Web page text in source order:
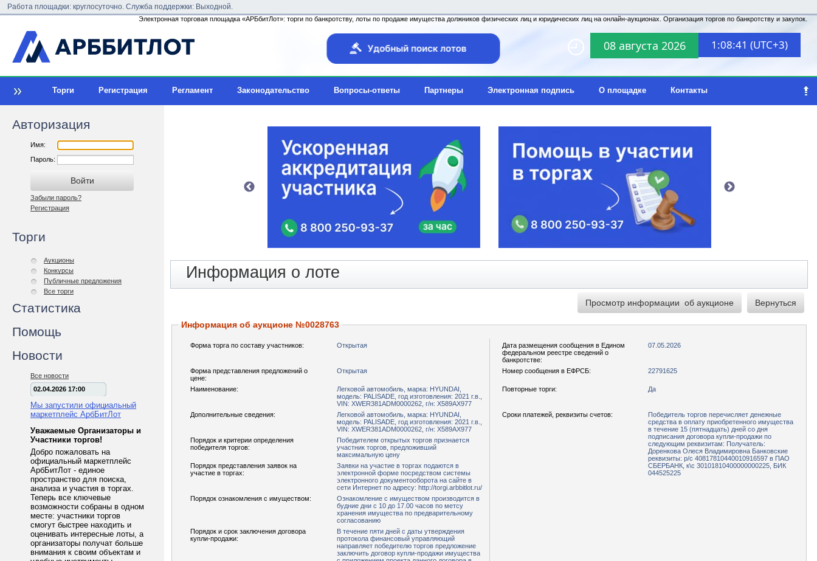
08 августа 2026 1:08:41 (UTC+3)
Работа площадки: круглосуточно. Служба поддержки: Выходной.
Электронная торговая площадка «АРБбитЛот»: торги по банкротству, лоты по продаже имущества должников физических лиц и юридических лиц на онлайн-аукционах. Организация торгов по банкротству и закупок.
Торги Регистрация Регламент Законодательство Вопросы-ответы Партнеры Электронная подпись О площадке Контакты
Авторизация
Имя:
Пароль:
Забыли пароль?
Регистрация
Торги
Аукционы
Конкурсы
Публичные предложения
Все торги
Статистика
Помощь
Новости
Все новости
02.04.2026 17:00
Мы запустили официальный
маркетплейс АрбБитЛот
Уважаемые Организаторы и
Участники торгов!
Добро пожаловать на
официальный маркетплейс
АрбБитЛот - единое
пространство для поиска,
анализа и участия в торгах.
Теперь все ключевые
возможности собраны в одном
месте: участники торгов
смогут быстрее находить и
оценивать интересные лоты, а
организаторы получат больше
внимания к своим объектам и
Информация о лоте
Информация об аукционе №0028763
Форма торга по составу участников: Открытая
Дата размещения сообщения в Едином
федеральном реестре сведений о
банкротстве:
07.05.2026
Форма представления предложений о
цене:
Открытая Номер сообщения в ЕФРСБ: 22791625
Наименование:
Легковой автомобиль, марка: HYUNDAI,
модель: PALISADE, год изготовления: 2021 г.в.,
VIN: XWER381ADM0000262, г/н: Х589АХ977
Повторные торги: Да
Дополнительные сведения:
Легковой автомобиль, марка: HYUNDAI,
модель: PALISADE, год изготовления: 2021 г.в.,
VIN: XWER381ADM0000262, г/н: Х589АХ977
Сроки платежей, реквизиты счетов:
Победитель торгов перечисляет денежные
средства в оплату приобретенного имущества
в течение 15 (пятнадцать) дней со дня
подписания договора купли-продажи по
следующим реквизитам: Получатель:
Доренкова Олеся Владимировна Банковские
реквизиты: р/с 40817810440010916597 в ПАО
СБЕРБАНК, к\с 30101810400000000225, БИК
044525225
Порядок и критерии определения
победителя торгов:
Победителем открытых торгов признается
участник торгов, предложивший
максимальную цену
Порядок представления заявок на
участие в торгах:
Заявки на участие в торгах подаются в
электронной форме посредством системы
электронного документооборота на сайте в
сети Интернет по адресу: http://torgi.arbbitlot.ru/
Порядок ознакомления с имуществом:
Ознакомление с имуществом производится в
будние дни с 10 до 17.00 часов по метсу
хранения имущества по предварительному
согласованию
Порядок и срок заключения договора
купли-продажи:
В течение пяти дней с даты утверждения
протокола финансовый управляющий
направляет победителю торгов предложение
заключить договор купли-продажи имущества